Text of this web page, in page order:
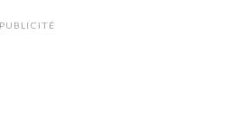
PUBLICITÉ